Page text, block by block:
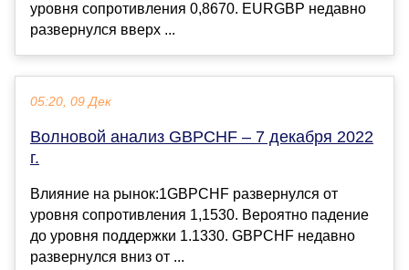
уровня сопротивления 0,8670. EURGBP недавно
развернулся вверх ...
05:20, 09 Дек
Волновой анализ GBPCHF – 7 декабря 2022
г.
Влияние на рынок:1GBPCHF развернулся от
уровня сопротивления 1,1530. Вероятно падение
до уровня поддержки 1.1330. GBPCHF недавно
развернулся вниз от ...